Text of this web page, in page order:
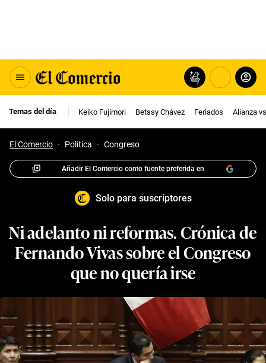
Temas del día Keiko Fujimori Betssy Chávez Feriados Alianza
El Comercio · Politica · Congreso
Añadir El Comercio como fuente preferida en
Solo para suscriptores
Ni adelanto ni reformas. Crónica de
Fernando Vivas sobre el Congreso
que no quería irse